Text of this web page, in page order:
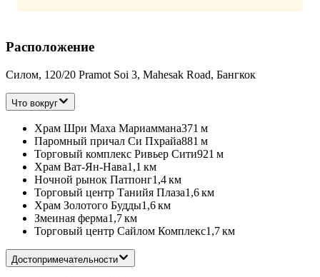
Расположение
Силом, 120/20 Pramot Soi 3, Mahesak Road, Бангкок
Что вокруг
Храм Шри Маха Мариаммана371 м
Паромный причал Си Пхрайа881 м
Торговый комплекс Ривьер Сити921 м
Храм Ват-Ян-Нава1,1 км
Ночной рынок Патпонг1,4 км
Торговый центр Танийя Плаза1,6 км
Храм Золотого Будды1,6 км
Змеиная ферма1,7 км
Торговый центр Сайлом Комплекс1,7 км
Достопримечательности